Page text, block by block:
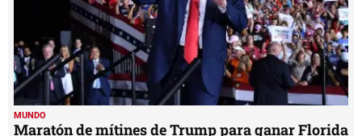
MUNDO
Maratón de mítines de Trump para ganar Florida